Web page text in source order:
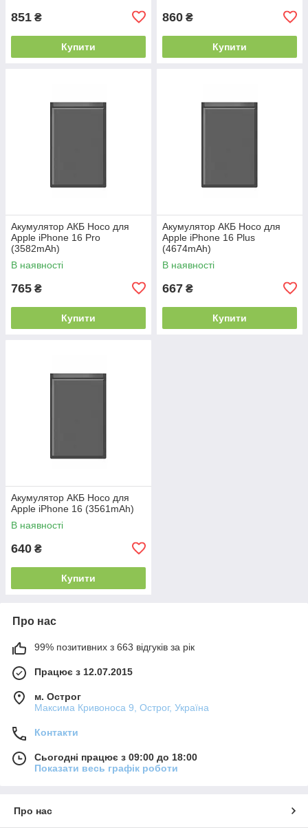
851 ₴
Купити
860 ₴
Купити
Акумулятор АКБ Hoco для
Apple iPhone 16 Pro
(3582mAh)
В наявності
765 ₴
Купити
Акумулятор АКБ Hoco для
Apple iPhone 16 Plus
(4674mAh)
В наявності
667 ₴
Купити
Акумулятор АКБ Hoco для
Apple iPhone 16 (3561mAh)
В наявності
640 ₴
Купити
Про нас
99% позитивних з 663 відгуків за рік
Працює з 12.07.2015
м. Острог
Максима Кривоноса 9, Острог, Україна
Контакти
Сьогодні працює з 09:00 до 18:00
Показати весь графік роботи
Про нас